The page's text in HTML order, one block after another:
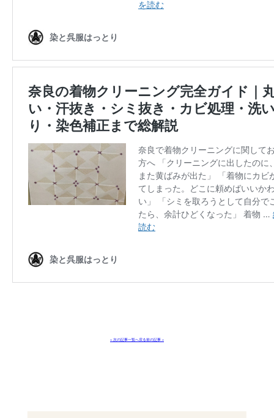
« 次の記事一覧へ戻る 前の記事 »